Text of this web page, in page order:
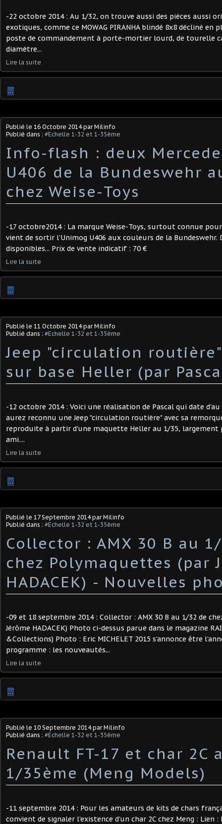
-22 octobre 2014 : Au 1/32, on trouve aussi des pièces aussi
exotiques, comme ce MOWAG PIRANHA blindé 8x8 décliné en
poste de commandement à porte-mortier lourd, de tourelle
diamètre...
Lire la suite
…
Publié le 16 Octobre 2014par Milinfo
Publié dans : #Echelle 1-32 et 1-35ème
Info-flash : deux
U406 de la Bundeswehr
chez Weise-Toys
-17 octobre2014 : La marque Weise-Toys, surtout connue
vient de sortir l'Unimog U406 aux couleurs de la Bundeswehr.
disponibles... Prix de vente indicatif : 70 €
Lire la suite
…
Publié le 11 Octobre 2014par Milinfo
Publié dans : #Echelle 1-32 et 1-35ème
Jeep "circulation
sur base Heller (par
-12 octobre 2014 : Voici une réalisation de Pascal qui date d'au
aurez reconnu une Jeep "circulation routière" avec sa
reproduite à partir d'une maquette Heller au 1/35, largement
ami....
Lire la suite
…
Publié le 17 Septembre 2014par Milinfo
Publié dans : #Echelle 1-32 et 1-35ème
Collector : AMX 30 B au
chez Polymaquettes (par
HADACEK) - Nouvelles
-09 et 18 septembre 2014 : Collector : AMX 30 B au 1/32 de
Jérôme HADACEK) Photo ci-dessus parue dans le magazine
&Collections) Photo : Eric MICHELET 2015 s’annonce être
programme : les nouveautés...
Lire la suite
…
Publié le 10 Septembre 2014par Milinfo
Publié dans : #Echelle 1-32 et 1-35ème
Renault FT-17 et char 2C
1/35ème (Meng Models)
-11 septembre 2014 : Pour les amateurs de kits de chars
convient de signaler l'existence d'un char 2C chez Meng : Lien